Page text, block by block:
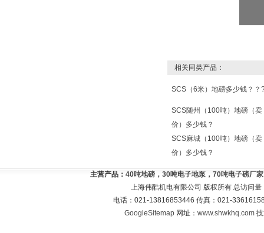
相关同类产品：
SCS（6米）地磅多少钱？？
SCS随州（100吨）地磅（卖
价）多少钱？
SCS麻城（100吨）地磅（卖
价）多少钱？
主营产品： 40吨地磅，30吨电子地泵，70吨电子磅厂
上海伟酷机电有限公司 版权所有 总访问量
电话：021-13816853446 传真：021-
GoogleSitemap 网址：www.shwkhq.com